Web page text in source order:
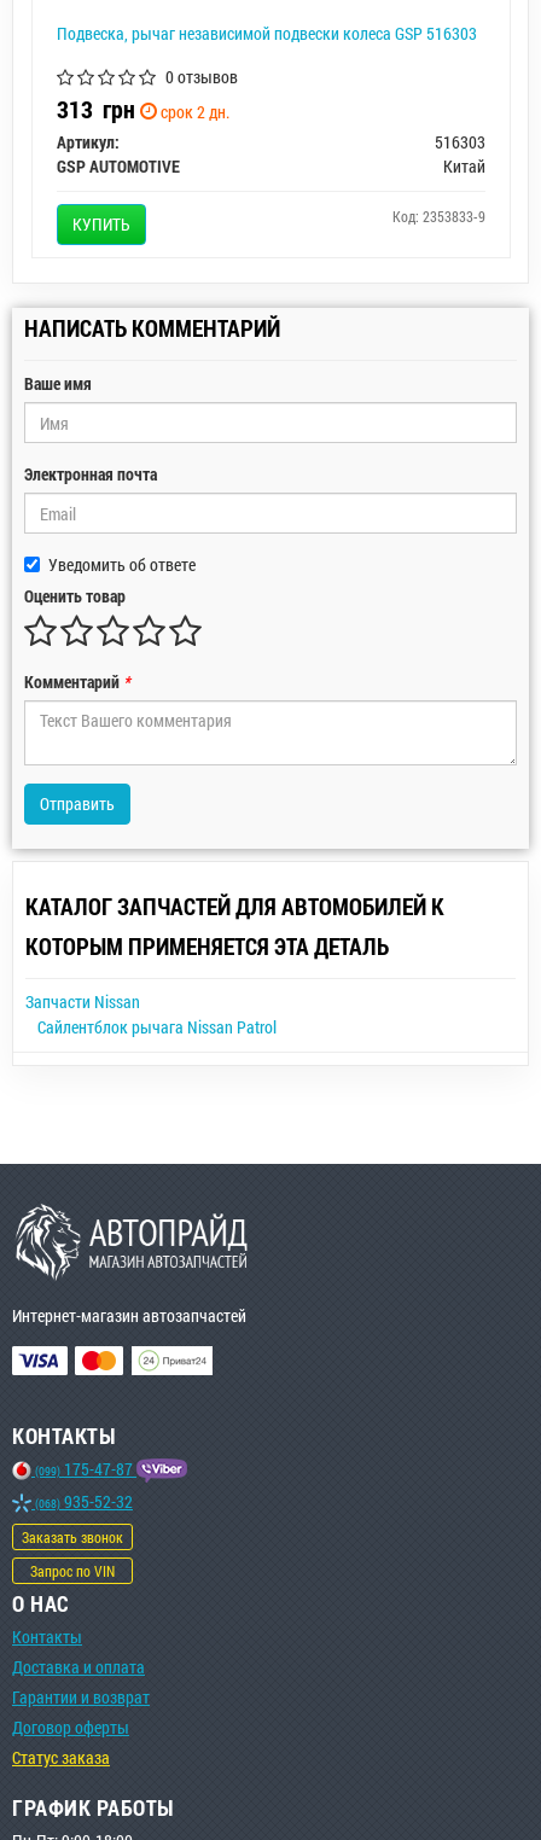
Подвеска, рычаг независимой подвески колеса GSP 516303
0 отзывов
313 грн
срок 2 дн.
Артикул:
516303
GSP AUTOMOTIVE
Китай
КУПИТЬ Код: 2353833-9
НАПИСАТЬ КОММЕНТАРИЙ
Ваше имя
Электронная почта
Уведомить об ответе
Оценить товар
Комментарий *
Отправить
КАТАЛОГ ЗАПЧАСТЕЙ ДЛЯ АВТОМОБИЛЕЙ К
КОТОРЫМ ПРИМЕНЯЕТСЯ ЭТА ДЕТАЛЬ
Запчасти Nissan
Сайлентблок рычага Nissan Patrol
Интернет-магазин автозапчастей
КОНТАКТЫ
(099) 175-47-87
(068) 935-52-32
Заказать звонок
Запрос по VIN
О НАС
Контакты
Доставка и оплата
Гарантии и возврат
Договор оферты
Статус заказа
ГРАФИК РАБОТЫ